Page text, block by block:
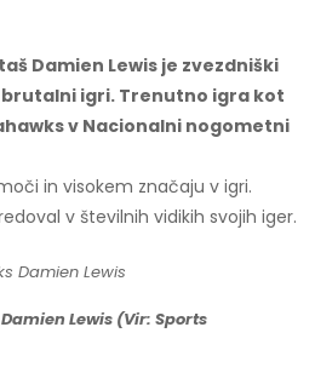
Damien Lewis je zvezdniški
igri. Trenutno igra kot
v Nacionalni nogometni
in visokem značaju v igri.
v številnih vidikih svojih iger.
Lewis (Vir: Sports